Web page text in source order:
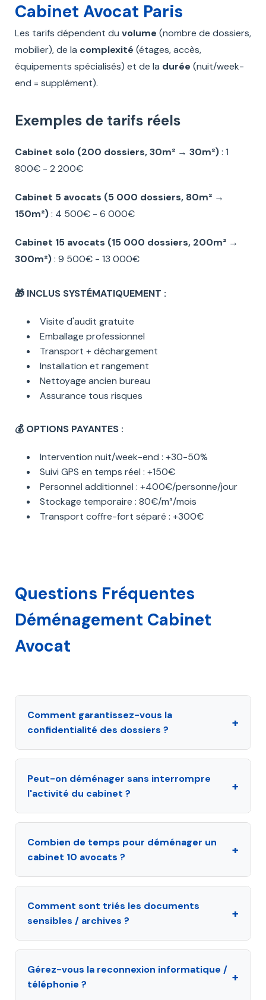
Cabinet Avocat Paris
Les tarifs dépendent du volume (nombre de dossiers,
mobilier), de la complexité (étages, accès,
équipements spécialisés) et de la durée (nuit/week-
end = supplément).
Exemples de tarifs réels
Cabinet solo (200 dossiers, 30m² → 30m²): 1
800€ - 2 200€
Cabinet 5 avocats (5 000 dossiers, 80m² →
150m²): 4 500€ - 6 000€
Cabinet 15 avocats (15 000 dossiers, 200m² →
300m²): 9 500€ - 13 000€
🎁 INCLUS SYSTÉMATIQUEMENT :
Visite d'audit gratuite
Emballage professionnel
Transport + déchargement
Installation et rangement
Nettoyage ancien bureau
Assurance tous risques
💰 OPTIONS PAYANTES :
Intervention nuit/week-end : +30-50%
Suivi GPS en temps réel : +150€
Personnel additionnel : +400€/personne/jour
Stockage temporaire : 80€/m³/mois
Transport coffre-fort séparé : +300€
Questions Fréquentes
Déménagement Cabinet
Avocat
Comment garantissez-vous la
confidentialité des dossiers ?
+
Peut-on déménager sans interrompre
l'activité du cabinet ?
+
Combien de temps pour déménager un
cabinet 10 avocats ?
+
Comment sont triés les documents
sensibles / archives ?
+
Gérez-vous la reconnexion informatique /
téléphonie ?
+